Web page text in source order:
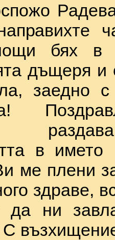
бях в
дъщеря и
заедно с
в името
ме плени
здраве,
да ни
С